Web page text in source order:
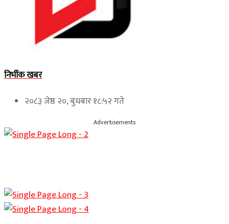
निर्भीक खबर
२०८३ जेष्ठ २०, बुधबार १८:५२ गते
Advertisements